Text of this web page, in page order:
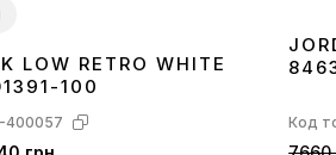
414243 4445
LOW RETRO WHITE
100
400057 Код